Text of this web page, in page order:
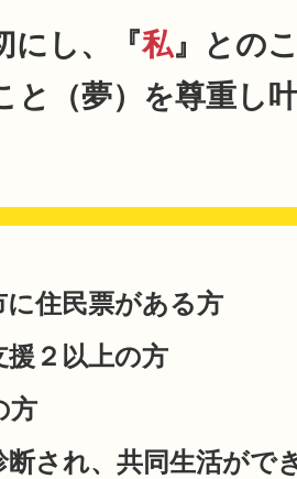
にし、『私』との
と（夢）を尊重し
に住民票がある方
２以上の方
方
断され、共同生活がで